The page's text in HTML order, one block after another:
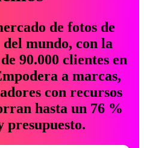
de fotos de
mundo, con la
90.000 clientes en
a marcas,
con recursos
hasta un 76 %
presupuesto.